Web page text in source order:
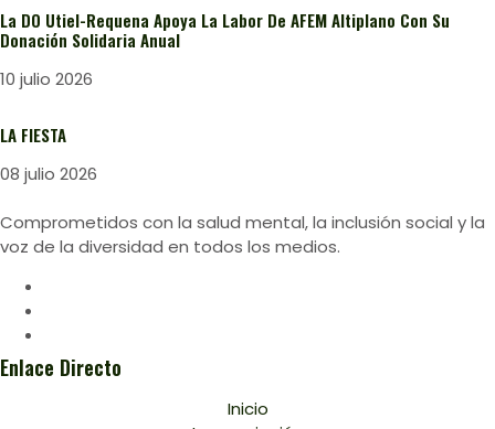
La DO Utiel-Requena Apoya La Labor De AFEM Altiplano Con Su
Donación Solidaria Anual
10 julio 2026
LA FIESTA
08 julio 2026
Comprometidos con la salud mental, la inclusión social y la
voz de la diversidad en todos los medios.
Enlace Directo
Inicio